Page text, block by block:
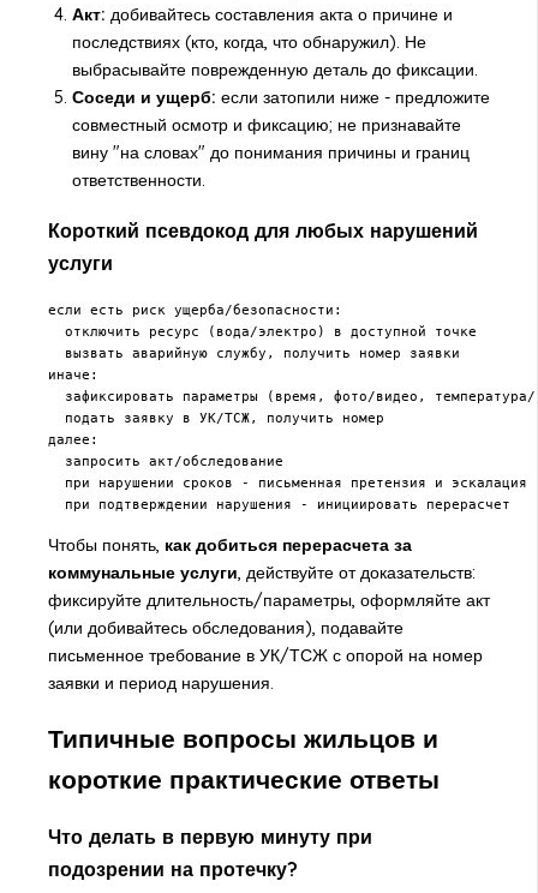
Акт: добивайтесь составления акта о причине и
последствиях (кто, когда, что обнаружил). Не
выбрасывайте поврежденную деталь до фиксации.
Соседи и ущерб: если затопили ниже - предложите
совместный осмотр и фиксацию; не признавайте
вину "на словах" до понимания причины и границ
ответственности.
Короткий псевдокод для любых нарушений
услуги
если есть риск ущерба/безопасности:
  отключить ресурс (вода/электро) в доступной точке
  вызвать аварийную службу, получить номер заявки
иначе:
зафиксировать параметры (время, фото/видео,
  подать заявку в УК/ТСЖ, получить номер
далее:
  запросить акт/обследование
при нарушении сроков - письменная претензия и эскалация
  при подтверждении нарушения - инициировать перерасчет
Чтобы понять, как добиться перерасчета за
коммунальные услуги, действуйте от доказательств:
фиксируйте длительность/параметры, оформляйте акт
(или добивайтесь обследования), подавайте
письменное требование в УК/ТСЖ с опорой на номер
заявки и период нарушения.
Типичные вопросы жильцов и
короткие практические ответы
Что делать в первую минуту при
подозрении на протечку?